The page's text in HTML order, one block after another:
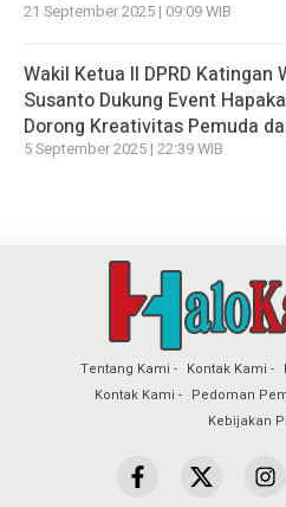
21 September 2025 | 09:09 WIB
Wakil Ketua II DPRD Katingan
Susanto Dukung Event
Dorong Kreativitas Pemuda
5 September 2025 | 22:39 WIB
Tentang Kami Kontak Kami
Kontak Kami
Pedoman
Kebijakan